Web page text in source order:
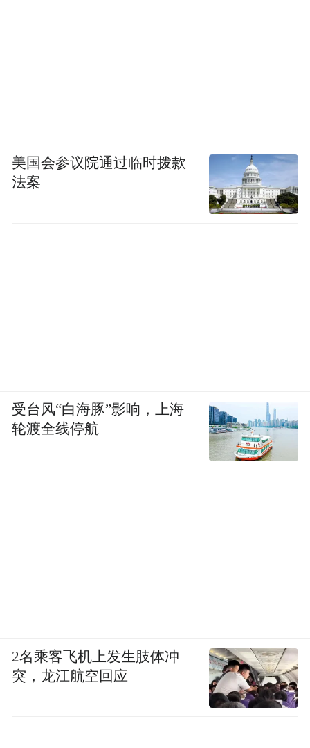
美国会参议院通过临时拨款
法案
受台风“白海豚”影响，上海
轮渡全线停航
2名乘客飞机上发生肢体冲
突，龙江航空回应